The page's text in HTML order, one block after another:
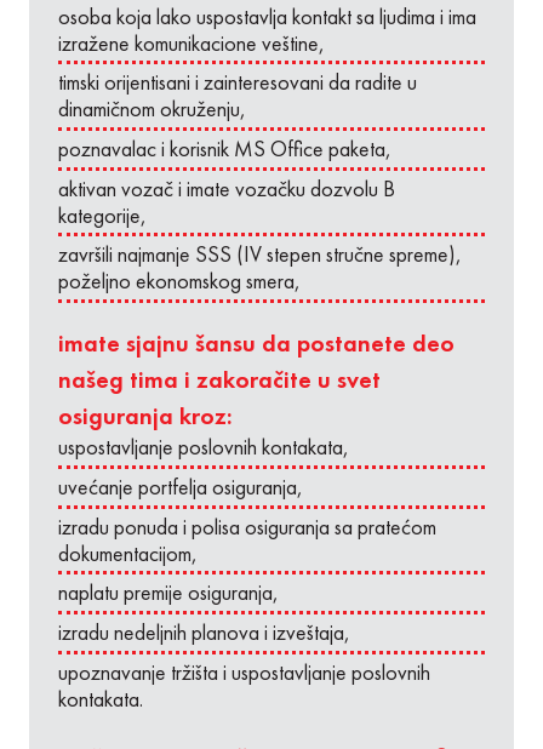
osoba koja lako uspostavlja kontakt sa ljudima i ima
izražene komunikacione veštine,
timski orijentisani i zainteresovani da radite u
dinamičnom okruženju,
poznavalac i korisnik MS Office paketa,
aktivan vozač i imate vozačku dozvolu B
kategorije,
završili najmanje SSS (IV stepen stručne spreme),
poželjno ekonomskog smera,
imate sjajnu šansu da postanete deo
našeg tima i zakoračite u svet
osiguranja kroz:
uspostavljanje poslovnih kontakata,
uvećanje portfelja osiguranja,
izradu ponuda i polisa osiguranja sa pratećom
dokumentacijom,
naplatu premije osiguranja,
izradu nedeljnih planova i izveštaja,
upoznavanje tržišta i uspostavljanje poslovnih
kontakata.